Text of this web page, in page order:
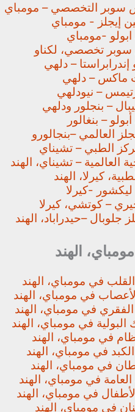
سوبر التخصصي – مومباي
إيجلز - مومباي
-مومباي
تخصصي، لكناو
– دلهي
ماكس – دلهي
– نيودلهي
– بنجلور ودلهي
– بنغالور
العالمي –بنجالورو
الطبي – تشيناي
العالمية – تشيناي، الهند
كيرلا، الهند
-كيرلا
– كوتشي، كيرلا
جلوبال –حيدراباد، الهند
الهند
في مومباي، الهند
في مومباي، الهند
في مومباي، الهند
في مومباي، الهند
في مومباي، الهند
في مومباي، الهند
في مومباي، الهند
في مومباي، الهند
في مومباي، الهند
في مومباي، الهند